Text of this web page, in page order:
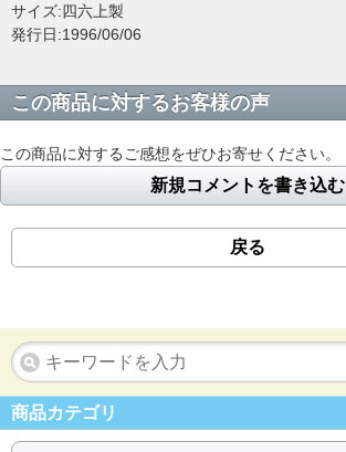
サイズ:四六上製
発行日:1996/06/06
この商品に対するお客様の声
この商品に対するご感想をぜひお寄せください。
新規コメントを書き込む
戻る
商品カテゴリ